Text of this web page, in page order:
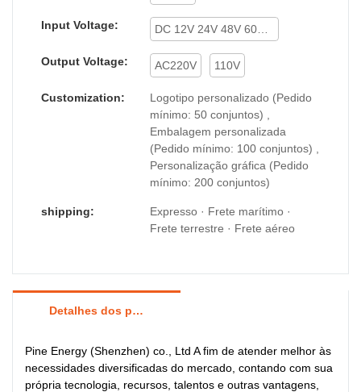
Input Voltage:
Output Voltage: AC220V 110V
Customization:
Logotipo personalizado (Pedido
mínimo: 50 conjuntos) ,
Embalagem personalizada
(Pedido mínimo: 100 conjuntos) ,
Personalização gráfica (Pedido
mínimo: 200 conjuntos)
shipping:
Expresso · Frete marítimo ·
Frete terrestre · Frete aéreo
Detalhes dos produtos
Pine Energy (Shenzhen) co., Ltd A fim de atender melhor às
necessidades diversificadas do mercado, contando com sua
própria tecnologia, recursos, talentos e outras vantagens,